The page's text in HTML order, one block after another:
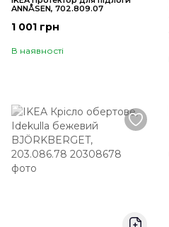
ANNÅSEN, 702.809.07
1 001 грн
В наявності